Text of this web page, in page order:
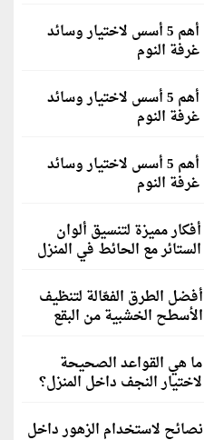
أهم 5 أسس لاختيار وسائد
غرفة النوم
أهم 5 أسس لاختيار وسائد
غرفة النوم
أهم 5 أسس لاختيار وسائد
غرفة النوم
أفكار مميزة لتنسيق ألوان
الستائر مع الحائط في المنزل
أفضل الطرق الفعّالة لتنظيف
الأسطح الخشبية من البقع
ما هي القواعد الصحيحة
لاختيار النجف داخل المنزل؟
نصائح لاستخدام الزهور داخل